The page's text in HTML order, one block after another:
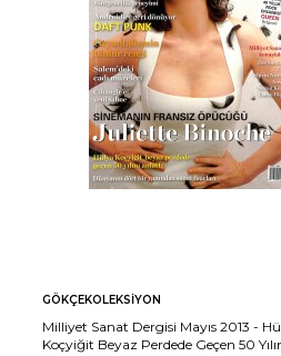
GÖKÇEKOLEKSIYON
Milliyet Sanat Dergisi Mayıs 2013 -
Koçyiğit Beyaz Perdede Geçen 50